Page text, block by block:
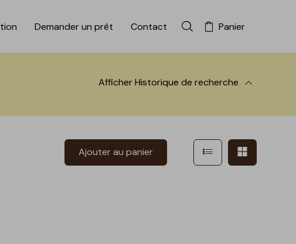
Demander un prêt Contact Rechercher dans la
Panier
à la recherche AfficherHistorique de recherche
Ajouter au panier Afficher en mode